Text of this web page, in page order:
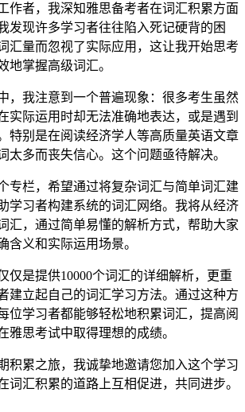
作者，我深知雅思备考者在词汇积累方面
发现许多学习者往往陷入死记硬背的困
汇量而忽视了实际应用，这让我开始思考
地掌握高级词汇。
，我注意到一个普遍现象：很多考生虽然
实际运用时却无法准确地表达，或是遇到
特别是在阅读经济学人等高质量英语文章
太多而丧失信心。这个问题亟待解决。
专栏，希望通过将复杂词汇与简单词汇建
学习者构建系统的词汇网络。我将从经济
汇，通过简单易懂的解析方式，帮助大家
含义和实际运用场景。
仅是提供10000个词汇的详细解析，更重
建立起自己的词汇学习方法。通过这种方
位学习者都能够轻松地积累词汇，提高阅
雅思考试中取得理想的成绩。
积累之旅，我诚挚地邀请您加入这个学习
词汇积累的道路上互相促进，共同进步。